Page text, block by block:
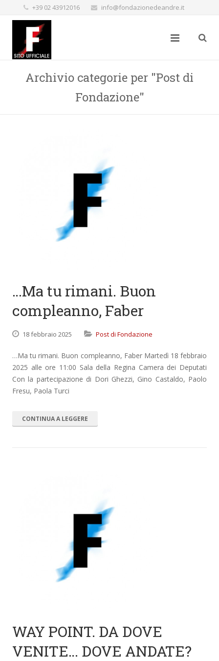
+39 02 43912016 info@fondazionedeandre.it
Archivio categorie per "Post di
Fondazione"
…Ma tu rimani. Buon
compleanno, Faber
18 febbraio 2025 Post di Fondazione
…Ma tu rimani. Buon compleanno, Faber Martedì 18 febbraio
2025 alle ore 11:00 Sala della Regina Camera dei Deputati
Con la partecipazione di Dori Ghezzi, Gino Castaldo, Paolo
Fresu, Paola Turci
CONTINUA A LEGGERE
WAY POINT. DA DOVE
VENITE… DOVE ANDATE?